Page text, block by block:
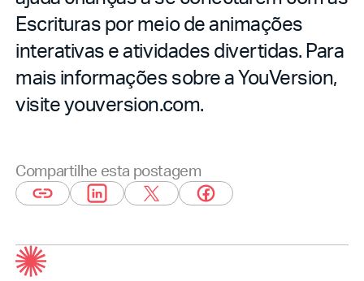
Escrituras por meio de animações
interativas e atividades divertidas. Para
mais informações sobre a YouVersion,
visite youversion.com.
Compartilhe esta postagem